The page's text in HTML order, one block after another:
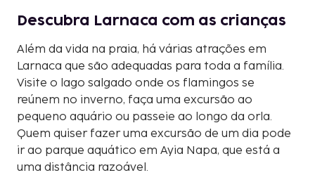
Descubra Larnaca com as crianças
Além da vida na praia, há várias atrações em
Larnaca que são adequadas para toda a família.
Visite o lago salgado onde os flamingos se
reúnem no inverno, faça uma excursão ao
pequeno aquário ou passeie ao longo da orla.
Quem quiser fazer uma excursão de um dia pode
ir ao parque aquático em Ayia Napa, que está a
uma distância razoável.